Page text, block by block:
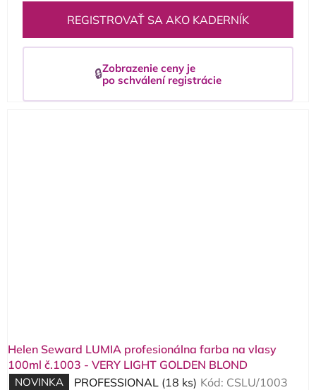
REGISTROVAŤ SA AKO KADERNÍK
🔒Zobrazenie ceny je
po schválení registrácie
Helen Seward LUMIA profesionálna farba na vlasy
100ml č.1003 - VERY LIGHT GOLDEN BLOND
NOVINKA PROFESSIONAL (18 ks) Kód: CSLU/1003